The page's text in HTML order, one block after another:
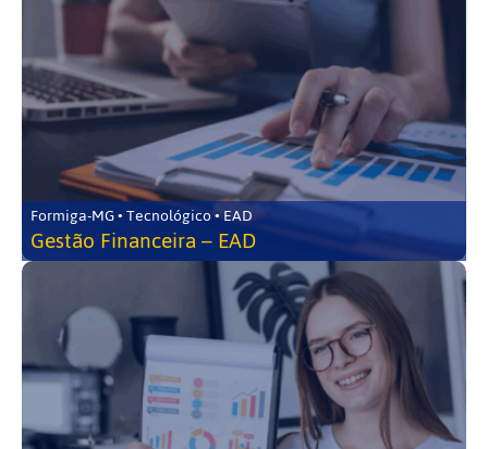
Formiga-MG • Tecnológico • EAD
Gestão Financeira – EAD